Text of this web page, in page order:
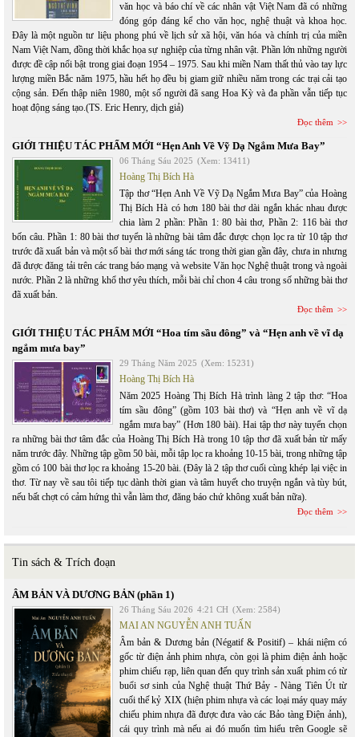
văn học và báo chí về các nhân vật Việt Nam đã có những
đóng góp đáng kể cho văn học, nghệ thuật và khoa học.
Đây là một nguồn tư liệu phong phú về lịch sử xã hội, văn hóa và chính trị của miền
Nam Việt Nam, đồng thời khắc họa sự nghiệp của từng nhân vật. Phần lớn những người
được đề cập nổi bật trong giai đoạn 1954 – 1975. Sau khi miền Nam thất thủ vào tay lực
lượng miền Bắc năm 1975, hầu hết họ đều bị giam giữ nhiều năm trong các trại cải tạo
cộng sản. Đến thập niên 1980, một số người đã sang Hoa Kỳ và đa phần vẫn tiếp tục
hoạt động sáng tạo.(TS. Eric Henry, dịch giả)
Đọc thêm
GIỚI THIỆU TÁC PHẨM MỚI “Hẹn Anh Về Vỹ Dạ Ngắm Mưa Bay”
06 Tháng Sáu 2025 (Xem: 13411)
Hoàng Thị Bích Hà
Tập thơ “Hẹn Anh Về Vỹ Dạ Ngắm Mưa Bay” của Hoàng
Thị Bích Hà có hơn 180 bài thơ dài ngắn khác nhau được
chia làm 2 phần: Phần 1: 80 bài thơ, Phần 2: 116 bài thơ
bốn câu. Phần 1: 80 bài thơ tuyển là những bài tâm đắc được chọn lọc ra từ 10 tập thơ
trước đã xuất bản và một số bài thơ mới sáng tác trong thời gian gần đây, chưa in nhưng
đã được đăng tải trên các trang báo mạng và website Văn học Nghệ thuật trong và ngoài
nước. Phần 2 là những khổ thơ yêu thích, mỗi bài chỉ chon 4 câu trong số những bài thơ
đã xuất bản.
Đọc thêm
GIỚI THIỆU TÁC PHẨM MỚI “Hoa tím sầu đông” và “Hẹn anh về vĩ dạ
ngắm mưa bay”
29 Tháng Năm 2025 (Xem: 15231)
Hoàng Thị Bích Hà
Năm 2025 Hoàng Thị Bích Hà trình làng 2 tập thơ: “Hoa
tím sầu đông” (gồm 103 bài thơ) và “Hẹn anh về vĩ dạ
ngắm mưa bay” (Hơn 180 bài). Hai tập thơ này tuyển chọn
ra những bài thơ tâm đắc của Hoàng Thị Bích Hà trong 10 tập thơ đã xuất bản từ mấy
năm trước đây. Những tập gồm 50 bài, mỗi tập lọc ra khoảng 10-15 bài, trong những tập
gồm có 100 bài thơ lọc ra khoảng 15-20 bài. (Đây là 2 tập thơ cuối cùng khép lại việc in
thơ. Từ nay về sau tôi tiếp tục dành thời gian và tâm huyết cho truyện ngắn và tùy bút,
nếu bất chợt có cảm hứng thì vẫn làm thơ, đăng báo chứ không xuất bản nữa).
Đọc thêm
Tin sách & Trích đoạn
ÂM BẢN VÀ DƯƠNG BẢN (phần 1)
26 Tháng Sáu 2026 4:21 CH (Xem: 2584)
MAI AN NGUYỄN ANH TUẤN
Âm bản & Dương bản (Négatif & Positif) – khái niệm có
gốc từ điện ảnh phim nhựa, còn gọi là phim điện ảnh hoặc
phim chiếu rạp, liên quan đến quy trình sản xuất phim có từ
buổi sơ sinh của Nghệ thuật Thứ Bảy - Nàng Tiên Út từ
cuối thế kỷ XIX (hiện phim nhựa và các loại máy quay máy
chiếu phim nhựa đã được đưa vào các Bảo tàng Điện ảnh),
cái quy trình mà nếu ai đó muốn tìm hiểu trên Google sẽ